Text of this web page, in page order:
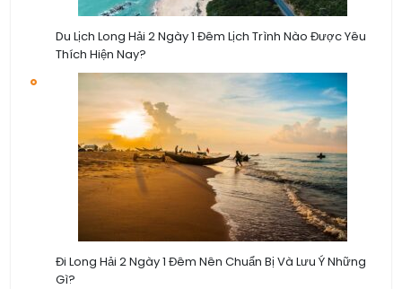
Du Lịch Long Hải 2 Ngày 1 Đêm Lịch Trình Nào Được Yêu
Thích Hiện Nay?
Đi Long Hải 2 Ngày 1 Đêm Nên Chuẩn Bị Và Lưu Ý Những
Gì?